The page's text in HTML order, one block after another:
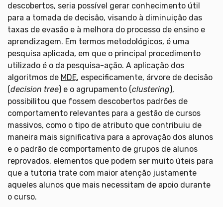
descobertos, seria possível gerar conhecimento útil
para a tomada de decisão, visando à diminuição das
taxas de evasão e à melhora do processo de ensino e
aprendizagem. Em termos metodológicos, é uma
pesquisa aplicada, em que o principal procedimento
utilizado é o da pesquisa-ação. A aplicação dos
algoritmos de MDE, especificamente, árvore de decisão
(decision tree) e o agrupamento (clustering),
possibilitou que fossem descobertos padrões de
comportamento relevantes para a gestão de cursos
massivos, como o tipo de atributo que contribuiu de
maneira mais significativa para a aprovação dos alunos
e o padrão de comportamento de grupos de alunos
reprovados, elementos que podem ser muito úteis para
que a tutoria trate com maior atenção justamente
aqueles alunos que mais necessitam de apoio durante
o curso.